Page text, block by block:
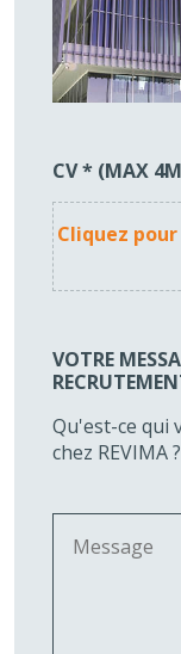
CV* (MAX
Cliquez
VOTRE
Qu'est-ce qui
chez REVIMA ?